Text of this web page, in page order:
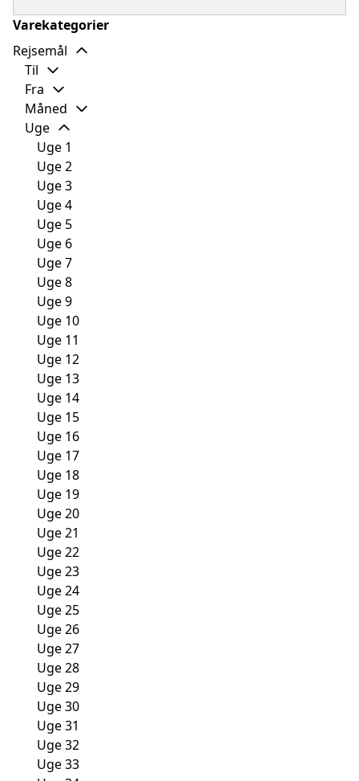
Varekategorier
Rejsemål
Til
Fra
Måned
Uge
Uge 1
Uge 2
Uge 3
Uge 4
Uge 5
Uge 6
Uge 7
Uge 8
Uge 9
Uge 10
Uge 11
Uge 12
Uge 13
Uge 14
Uge 15
Uge 16
Uge 17
Uge 18
Uge 19
Uge 20
Uge 21
Uge 22
Uge 23
Uge 24
Uge 25
Uge 26
Uge 27
Uge 28
Uge 29
Uge 30
Uge 31
Uge 32
Uge 33